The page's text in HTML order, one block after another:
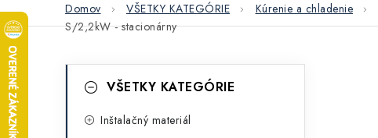
Domov VŠETKY KATEGÓRIE Kúrenie a chladenie
S/2,2kW - stacionárny
kategórieVŠETKY KATEGÓRIE
Inštalačný materiál